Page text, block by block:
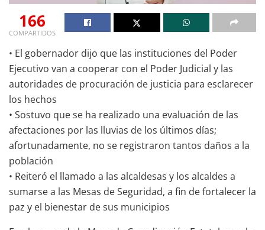
166
COMPARTIDOS
• El gobernador dijo que las instituciones del Poder
Ejecutivo van a cooperar con el Poder Judicial y las
autoridades de procuración de justicia para esclarecer
los hechos
• Sostuvo que se ha realizado una evaluación de las
afectaciones por las lluvias de los últimos días;
afortunadamente, no se registraron tantos daños a la
población
• Reiteró el llamado a las alcaldesas y los alcaldes a
sumarse a las Mesas de Seguridad, a fin de fortalecer la
paz y el bienestar de sus municipios